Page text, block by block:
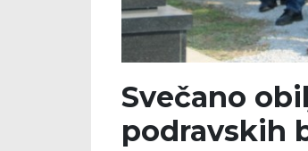
Svečano
podravskih